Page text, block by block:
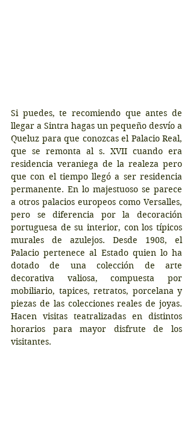
Si puedes, te recomiendo que antes de
llegar a Sintra hagas un pequeño desvío a
Queluz para que conozcas el Palacio Real,
que se remonta al s. XVII cuando era
residencia veraniega de la realeza pero
que con el tiempo llegó a ser residencia
permanente. En lo majestuoso se parece
a otros palacios europeos como Versalles,
pero se diferencia por la decoración
portuguesa de su interior, con los típicos
murales de azulejos. Desde 1908, el
Palacio pertenece al Estado quien lo ha
dotado de una colección de arte
decorativa valiosa, compuesta por
mobiliario, tapices, retratos, porcelana y
piezas de las colecciones reales de joyas.
Hacen visitas teatralizadas en distintos
horarios para mayor disfrute de los
visitantes.